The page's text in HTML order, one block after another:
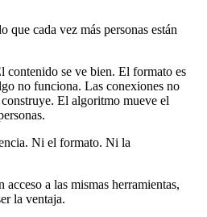
que cada vez más personas están
contenido se ve bien. El formato es
no funciona. Las conexiones no
El algoritmo mueve el
Ni el formato. Ni la
acceso a las mismas herramientas,
la ventaja.